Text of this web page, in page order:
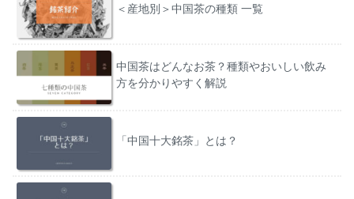
＜産地別＞中国茶の種類 一覧
中国茶はどんなお茶？種類やおいしい飲み
方を分かりやすく解説
「中国十大銘茶」とは？